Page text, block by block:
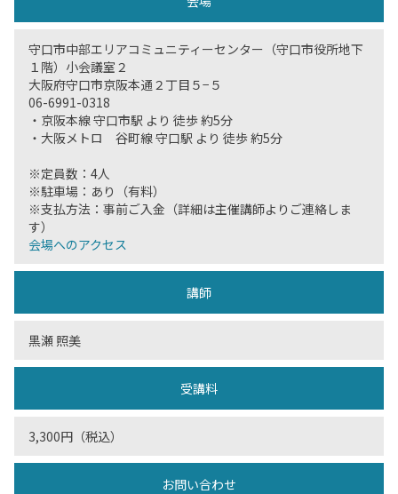
守口市中部エリアコミュニティーセンター（守口市役所地下
１階）小会議室２
大阪府守口市京阪本通２丁目５−５
06-6991-0318
・京阪本線 守口市駅 より 徒歩 約5分
・大阪メトロ 谷町線 守口駅 より 徒歩 約5分
※定員数：4人
※駐車場：あり（有料）
※支払方法：事前ご入金（詳細は主催講師よりご連絡しま
す）
会場へのアクセス
講師
黒瀬 照美
受講料
3,300円（税込）
お問い合わせ